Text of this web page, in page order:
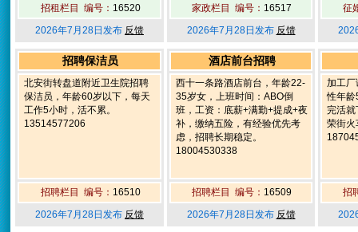
招租栏目 编号： 16520
2026年7月28日发布 反馈
家政栏目 编号： 16517
2026年7月28日发布 反馈
征
招聘保洁员
北安街转盘道附近卫生院招聘
保洁员，年龄60岁以下，每天
工作5小时，活不累。
13514577206
招聘栏目 编号： 16510
2026年7月28日发布 反馈
酒店前台招聘
西十一条路酒店前台，年龄22-
35岁女，上班时间：ABO倒
班，工资：底薪+满勤+提成+夜
补，缴纳五险，有经验优先考
虑，招聘长期稳定。
18004530338
招聘栏目 编号： 16509
2026年7月28日发布 反馈
加工厂
性年龄
完活就
荣街火
招